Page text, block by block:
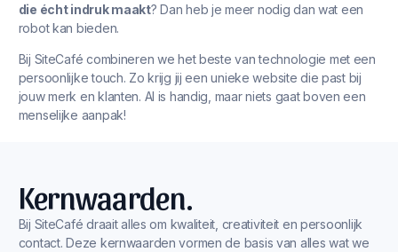
die écht indruk maakt? Dan heb je meer nodig dan wat een
robot kan bieden.
Bij SiteCafé combineren we het beste van technologie met een
persoonlijke touch. Zo krijg jij een unieke website die past bij
jouw merk en klanten. AI is handig, maar niets gaat boven een
menselijke aanpak!
Kernwaarden.
Bij SiteCafé draait alles om kwaliteit, creativiteit en persoonlijk
contact. Deze kernwaarden vormen de basis van alles wat we